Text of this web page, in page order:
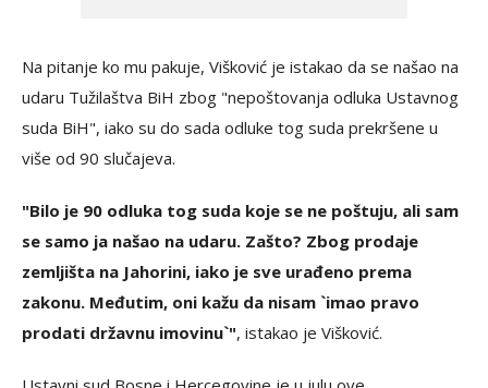
Na pitanje ko mu pakuje, Višković je istakao da se našao na
udaru Tužilaštva BiH zbog "nepoštovanja odluka Ustavnog
suda BiH", iako su do sada odluke tog suda prekršene u
više od 90 slučajeva.
"Bilo je 90 odluka tog suda koje se ne poštuju, ali sam
se samo ja našao na udaru. Zašto? Zbog prodaje
zemljišta na Jahorini, iako je sve urađeno prema
zakonu. Međutim, oni kažu da nisam `imao pravo
prodati državnu imovinu`", istakao je Višković.